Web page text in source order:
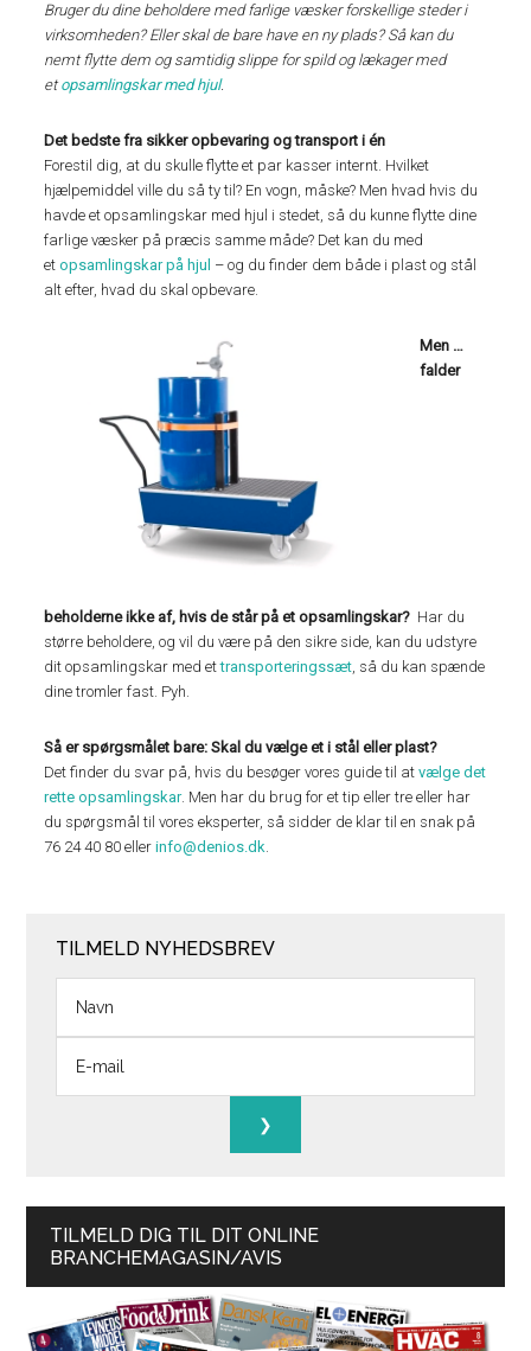
Bruger du dine beholdere med farlige væsker forskellige steder i
virksomheden? Eller skal de bare have en ny plads? Så kan du
nemt flytte dem og samtidig slippe for spild og lækager med
etopsamlingskar med hjul.
Det bedste fra sikker opbevaring og transport i én
Forestil dig, at du skulle flytte et par kasser internt. Hvilket
hjælpemiddel ville du så ty til? En vogn, måske? Men hvad hvis du
havde et opsamlingskar med hjul i stedet, så du kunne flytte dine
farlige væsker på præcis samme måde? Det kan du med
etopsamlingskar på hjul – og du finder dem både i plast og stål
alt efter, hvad du skal opbevare.
Men …
falder
beholderne ikke af, hvis de står på et opsamlingskar? Har du
større beholdere, og vil du være på den sikre side, kan du udstyre
dit opsamlingskar med ettransporteringssæt, så du kan spænde
dine tromler fast. Pyh.
Så er spørgsmålet bare: Skal du vælge et i stål eller plast?
Det finder du svar på, hvis du besøger vores guide til atvælge det
rette opsamlingskar. Men har du brug for et tip eller tre eller har
du spørgsmål til vores eksperter, så sidder de klar til en snak på
76 24 40 80 ellerinfo@denios.dk.
TILMELD NYHEDSBREV
TILMELD DIG TIL DIT ONLINE
BRANCHEMAGASIN/AVIS